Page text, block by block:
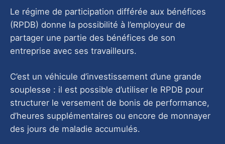
Le régime de participation différée aux bénéfices
(RPDB) donne la possibilité à l’employeur de
partager une partie des bénéfices de son
entreprise avec ses travailleurs.
C’est un véhicule d’investissement d’une grande
souplesse : il est possible d’utiliser le RPDB pour
structurer le versement de bonis de performance,
d’heures supplémentaires ou encore de monnayer
des jours de maladie accumulés.